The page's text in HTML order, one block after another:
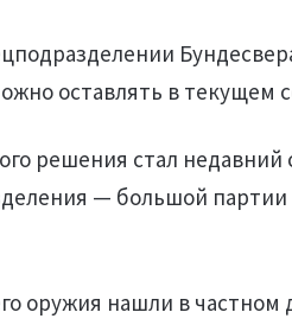
оставлять в текущем
решения стал недавний
— большой
оружия нашли в частном